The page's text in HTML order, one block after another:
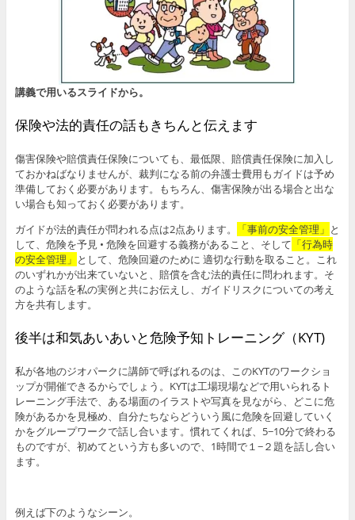
講義で用いるスライドから。
保険や法的責任の話もきちんと伝えます
傷害保険や賠償責任保険についても、最低限、賠償責任保険に加入し
ておかねばなりませんが、裁判になる前の弁護士費用もガイドは予め
準備しておく必要があります。もちろん、傷害保険が出る場合と出な
い場合も知っておく必要があります。
ガイドが法的責任が問われる点は2点あります。
「事前の安全管理」 と
して、危険を予見 • 危険を回避する義務があること、そして 「行為時
の安全管理」 として、危険回避のために 適切な行動を取ること。これ
のいずれかが出来ていないと、賠償を含む法的責任に問われます。そ
のような話を私の実例と共にお伝えし、ガイドリスクについての考え
方を共有します。
後半は和気あいあいと危険予知トレーニング（KYT)
私が各地のジオパークに講師で呼ばれるのは、このKYTのワークショ
ップが開催できるからでしょう。KYTは工場現場などで用いられるト
レーニング手法で、ある場面のイラストや写真を見ながら、どこに危
険があるかを見極め、自分たちならどういう風に危険を回避していく
かをグループワークで話し合います。慣れてくれば、5−10分で終わる
ものですが、初めてという方も多いので、1時間で１−２題を話し合い
ます。
例えば下のようなシーン。